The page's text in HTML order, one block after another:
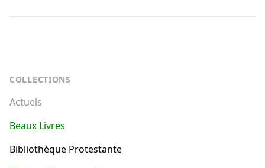
COLLECTIONS
Actuels
Beaux Livres
Bibliothèque Protestante